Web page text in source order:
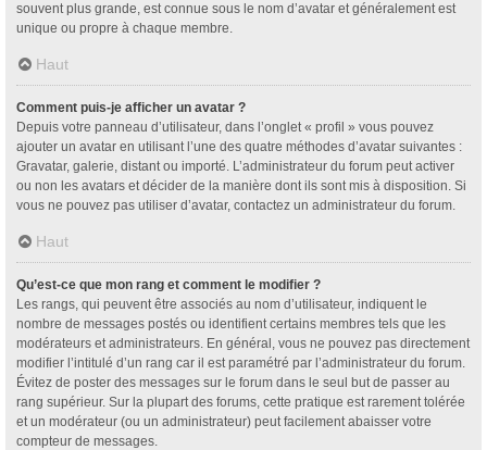
souvent plus grande, est connue sous le nom d’avatar et généralement est
unique ou propre à chaque membre.
Haut
Comment puis-je afficher un avatar ?
Depuis votre panneau d’utilisateur, dans l’onglet « profil » vous pouvez
ajouter un avatar en utilisant l’une des quatre méthodes d’avatar suivantes :
Gravatar, galerie, distant ou importé. L’administrateur du forum peut activer
ou non les avatars et décider de la manière dont ils sont mis à disposition. Si
vous ne pouvez pas utiliser d’avatar, contactez un administrateur du forum.
Haut
Qu’est-ce que mon rang et comment le modifier ?
Les rangs, qui peuvent être associés au nom d’utilisateur, indiquent le
nombre de messages postés ou identifient certains membres tels que les
modérateurs et administrateurs. En général, vous ne pouvez pas directement
modifier l’intitulé d’un rang car il est paramétré par l’administrateur du forum.
Évitez de poster des messages sur le forum dans le seul but de passer au
rang supérieur. Sur la plupart des forums, cette pratique est rarement tolérée
et un modérateur (ou un administrateur) peut facilement abaisser votre
compteur de messages.